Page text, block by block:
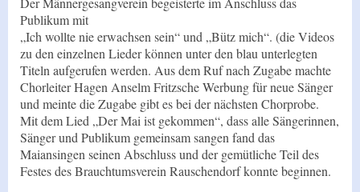
Publikum mit
„Ich wollte nie erwachsen sein“ und „Bütz mich“. (die Videos
zu den einzelnen Lieder können unter den blau unterlegten
Titeln aufgerufen werden. Aus dem Ruf nach Zugabe machte
Chorleiter Hagen Anselm Fritzsche Werbung für neue Sänger
und meinte die Zugabe gibt es bei der nächsten Chorprobe.
Mit dem Lied „Der Mai ist gekommen“, dass alle Sängerinnen,
Sänger und Publikum gemeinsam sangen fand das
Maiansingen seinen Abschluss und der gemütliche Teil des
Festes des Brauchtumsverein Rauschendorf konnte beginnen.